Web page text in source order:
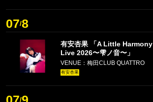
07/8
有安杏果 「A Little Harmony
Live 2026〜雫ノ音〜」
VENUE：梅田CLUB QUATTRO
有安杏果
/